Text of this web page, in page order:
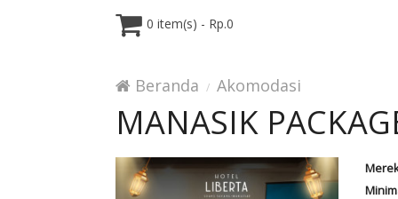
0 item(s) - Rp.0
Beranda Akomodasi
MANASIK